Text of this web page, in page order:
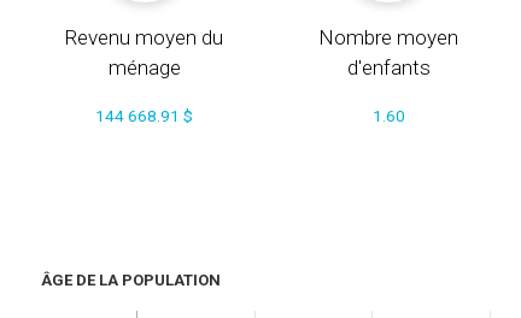
Revenu moyen du
ménage
144 668.91 $
Nombre moyen
d'enfants
1.60
ÂGE DE LA POPULATION